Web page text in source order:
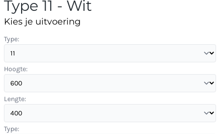
Type 11 - Wit
Kies je uitvoering
Type:
Hoogte:
Lengte:
Type: